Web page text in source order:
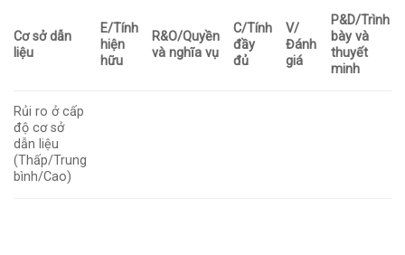
Cơ sở dẫn
liệu
E/Tính
hiện
hữu
R&O/Quyền
và nghĩa vụ
C/Tính
đầy
đủ
V/
Đánh
giá
P&D/Trình
bày và
thuyết
minh
Rủi ro ở cấp
độ cơ sở
dẫn liệu
(Thấp/Trung
bình/Cao)